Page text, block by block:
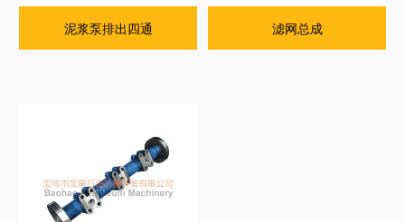
泥浆泵排出四通 滤网总成